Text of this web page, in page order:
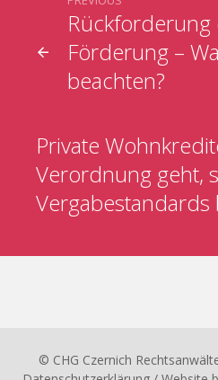
Förderung –
beachten?
Private
Verordnung geht,
Vergabestandards
© CHG Czernich